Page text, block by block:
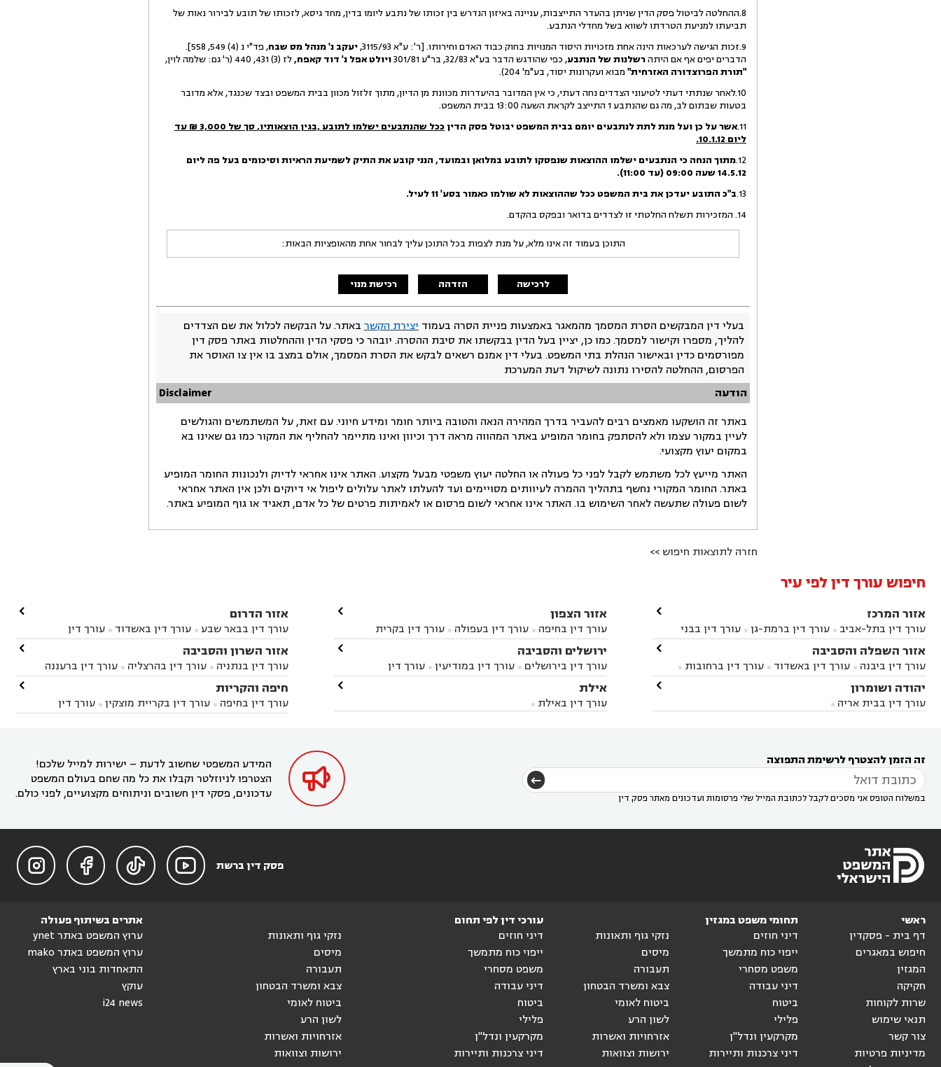
8.ההחלטה לביטול פסק הדין שניתן בהעדר התייצבות, עניינה באיזון הנדרש בין זכותו של נתבע ליומו בדין, מחד גיסא, לזכותו של תובע לבירור נאות של
תביעתו למניעת הטרדתו לשווא בשל מחדלי הנתבע.
9.זכות הגישה לערכאות הינה אחת מזכויות היסוד המנויות בחוק כבוד האדם וחירותו. [ר': ע"א 3115/93,
יעקב נ' מנהל מס שבח
, פד"י נ (4) 549, 558].
הדברים יפים אף אם היתהרשלנות של הנתבע, כפי שהודגש הדבר בע"א 32/83, בר"ע 301/81 ויולט אפל נ' דוד קאפח,לז (3) 431, 440 (ר' גם: שלמה לוין,
"תורת הפרוצדורה האזרחית" מבוא ועקרונות יסוד, בע"מ' 204).
10.לאחר שנתתי דעתי לטיעוני הצדדים נחה דעתי, כי אין המדובר בהיעדרות מכוונת מן הדיון, מתוך זלזול מכוון בבית המשפט ובצד שכנגד, אלא מדובר
בטעות שבתום לב, מה גם שהנתבע 1 התייצב לקראת השעה 13:00 בבית המשפט.
11.אשר על כן ועל מנת לתת לנתבעים יומם בבית המשפט יבוטל פסק הדין ככל שהנתבעים ישלמו לתובע ,בגין הוצאותיו,סך של 3, 0
00 ₪ עד
ליום 10.1.12.
12.מתוך הנחה כי הנתבעים ישלמו ההוצאות שנפסקו לתובע במלואן ובמועד, הנני קובע את התיק לשמיעת הראיותוסיכומים בעל פה ליום
14.5.12 שעה 09:00 (עד 11:00).
13. ב"כ התובע יעדכן את בית המשפט ככל שההוצאות לא שולמו כאמור בסע' 11 לעיל.
14. המזכירות תשלח החלטתי זו לצדדים בדואר ובפקס בהקדם.
התוכן בעמוד זה אינו מלא, על מנת לצפות בכל התוכן עליך לבחור אחת מהאופציות הבאות:
לרכישה הזדהה רכישת מנוי
בעלי דין המבקשים הסרת המסמך מהמאגר באמצעות פניית הסרה בעמוד יצירת הקשר באתר. על הבקשה לכלול את שם הצדדים
להליך, מספרו וקישור למסמך. כמו כן, יציין בעל הדין בבקשתו את סיבת ההסרה. יובהר כי פסקי הדין וההחלטות באתר פסק דין
מפורסמים כדין ובאישור הנהלת בתי המשפט. בעלי דין אמנם רשאים לבקש את הסרת המסמך, אולם במצב בו אין צו האוסר את
הפרסום, ההחלטה להסירו נתונה לשיקול דעת המערכת
הודעה
Disclaimer
באתר זה הושקעו מאמצים רבים להעביר בדרך המהירה הנאה והטובה ביותר חומר ומידע חיוני. עם זאת, על המשתמשים והגולשים
לעיין במקור עצמו ולא להסתפק בחומר המופיע באתר המהווה מראה דרך וכיוון ואינו מתיימר להחליף את המקור כמו גם שאינו בא
במקום יעוץ מקצועי.
האתר מייעץ לכל משתמש לקבל לפני כל פעולה או החלטה יעוץ משפטי מבעל מקצוע. האתר אינו אחראי לדיוק ולנכונות החומר המופיע
באתר. החומר המקורי נחשף בתהליך ההמרה לעיוותים מסויימים ועד להעלתו לאתר עלולים ליפול אי דיוקים ולכן אין האתר אחראי
לשום פעולה שתעשה לאחר השימוש בו. האתר אינו אחראי לשום פרסום או לאמיתות פרטים של כל אדם, תאגיד או גוף המופיע באתר.
חזרה לתוצאות חיפוש >>
חיפוש עורך דין לפי עיר
אזור המרכז
עורך דין בתל-אביב  עורך דין ברמת-גן 
עורך דין בבני
ברק עורך דין בפתח תקווה עורך דין בראשון לציון
עורך דין ברחובות עורך דין בנס ציונה
במודיעין
עורך דין בהרצליה עורך דין בחולון
עורך
דין בקרית אונו
אונו
עורך דין בבת ים
דין בשוהם 

אזור השפלה והסביבה
עורך דין ביבנה  עורך דין באשדוד  עורך דין ברחובות 
עורך דין בראשון לציון עורך דין במודיעין
עורך דין
בבאר יעקב
עורך דין בגדרה

יהודה ושומרון
עורך דין בבית אריה 

אזור הצפון
עורך דין בחיפה  עורך דין בעפולה 
עורך דין בקרית
אתא
עורך דין בנהריה עורך דין בראש פינה
עורך דין
בקרית שמונה
עורך דין במושב מגדים
במושב ציפורי
עורך דין בסח'נין עורך דין בעכו
עורך
דין בעמק הירדן
ביאליק
עורך דין במגדל העמק

ירושלים והסביבה
עורך דין בירושלים  עורך דין במודיעין 
עורך דין
בבית-שמש
עורך דין במבשרת ציון עורך דין בגיזו
עורך דין בגבעת זאב
בקרני שומרון  עורך דין בשורש 

אילת
עורך דין באילת 

אזור הדרום
עורך דין בבאר שבע  עורך דין באשדוד 
עורך דין
באשקלון
עורך דין בבאר טוביה עורך דין בגן יבנה
עורך דין בניר הבנים עורך דין בערד
זיקים
עורך דין בנתיבות עורך דין בקרית מלאכי

אזור השרון והסביבה
עורך דין בנתניה  עורך דין בהרצליה  עורך דין ברעננה
עורך דין בחדרה עורך דין בכפר סבא
עורך דין בהוד
השרון
עורך דין באבן יהודה
עורך דין בחריש עורך דין בקיסריה עורך דין בקדימה

חיפה והקריות
עורך דין בחיפה  עורך דין בקריית מוצקין 
עורך דין
בקרית מוצקין
עורך דין בקריית אתא
עורך דין


המידע המשפטי שחשוב לדעת – ישירות למייל שלכם!
הצטרפו לניוזלטר וקבלו את כל מה שחם בעולם המשפט
עדכונים, פסקי דין חשובים וניתוחים מקצועיים, לפני כולם.
זה הזמן להצטרף לרשימת התפוצה
במשלוח הטופס אני מסכים לקבל לכתובת המייל שלי פרסומות ועדכונים מאתר פסק דין
פסק דין ברשת 



ראשי
דף בית - פסקדין
חיפוש במאגרים
המגזין
חקיקה
שרות לקוחות
תנאי שימוש
צור קשר
מדיניות פרטיות
תחומי משפט במגזין
דיני חוזים
ייפוי כוח מתמשך
משפט מסחרי
דיני עבודה
ביטוח
פלילי
מקרקעין ונדל"ן
דיני צרכנות ותיירות
נזקי גוף ותאונות
מיסים
תעבורה
צבא ומשרד הבטחון
ביטוח לאומי
לשון הרע
אזרחויות ואשרות
ירושות וצוואות
עורכי דין לפי תחום
דיני חוזים
ייפוי כוח מתמשך
משפט מסחרי
דיני עבודה
ביטוח
פלילי
מקרקעין ונדל"ן
דיני צרכנות ותיירות
נזקי גוף ותאונות
מיסים
תעבורה
צבא ומשרד הבטחון
ביטוח לאומי
לשון הרע
אזרחויות ואשרות
ירושות וצוואות
אתרים בשיתוף פעולה
ערוץ המשפט באתר ynet
ערוץ המשפט באתר mako
התאחדות בוני בארץ
עוקץ
i24 news